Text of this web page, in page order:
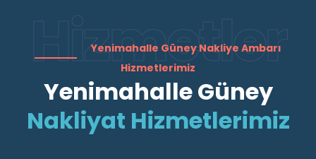
Hizmetler
Yenimahalle Güney Nakliye Ambarı
Hizmetlerimiz
Yenimahalle Güney
Nakliyat Hizmetlerimiz